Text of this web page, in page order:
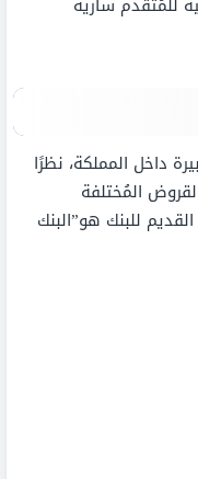
داخل المملكة، نظرًا
المُختلفة
للبنك هو”البنك